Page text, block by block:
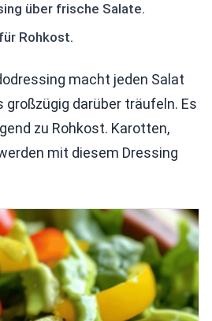
über frische Salate.
Rohkost.
macht jeden Salat
großzügig darüber träufeln. Es
zu Rohkost. Karotten,
mit diesem Dressing